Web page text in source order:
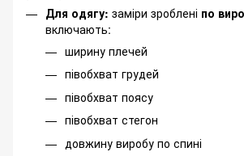
Для одягу: заміри зроблені по
включають:
ширину плечей
півобхват грудей
півобхват поясу
півобхват стегон
довжину виробу по спині